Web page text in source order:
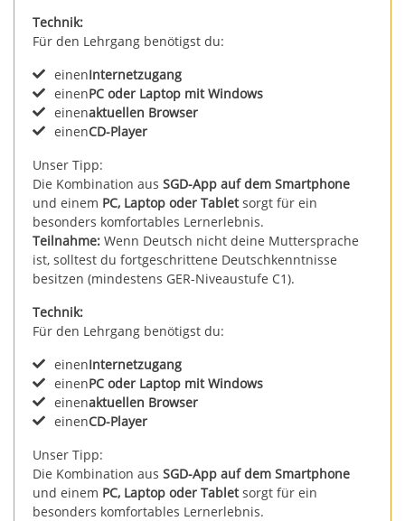
Technik:
Für den Lehrgang benötigst du:
einenInternetzugang
einenPC oder Laptop mit Windows
einenaktuellen Browser
einenCD-Player
Unser Tipp:
Die Kombination aus SGD-App auf dem Smartphone
und einem PC, Laptop oder Tabletsorgt für ein
besonders komfortables Lernerlebnis.
Teilnahme: Wenn Deutsch nicht deine Muttersprache
ist, solltest du fortgeschrittene Deutschkenntnisse
besitzen (mindestens GER-Niveaustufe C1).
Technik:
Für den Lehrgang benötigst du:
einenInternetzugang
einenPC oder Laptop mit Windows
einenaktuellen Browser
einenCD-Player
Unser Tipp:
Die Kombination aus SGD-App auf dem Smartphone
und einem PC, Laptop oder Tabletsorgt für ein
besonders komfortables Lernerlebnis.